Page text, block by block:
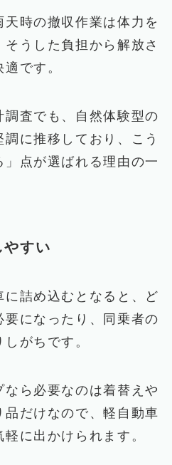
時の撤収作業は体力を
うした負担から解放さ
です。
査でも、自然体験型の
に推移しており、こう
」点が選ばれる理由の一
やすい
詰め込むとなると、ど
要になったり、同乗者の
がちです。
なら必要なのは着替えや
品だけなので、軽自動車
に出かけられます。